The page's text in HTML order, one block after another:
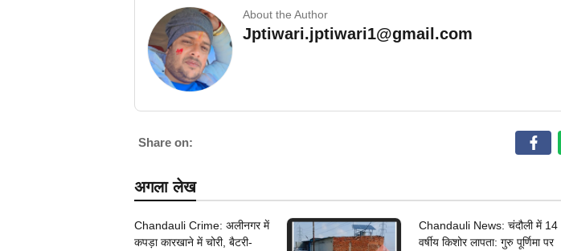
About the Author
Jptiwari.jptiwari1@gmail.com
Share on:
अगला लेख
Chandauli Crime: अलीनगर में
कपड़ा कारखाने में चोरी, बैटरी-
Chandauli News: चंदौली में 14
वर्षीय किशोर लापता: गुरु पूर्णिमा पर